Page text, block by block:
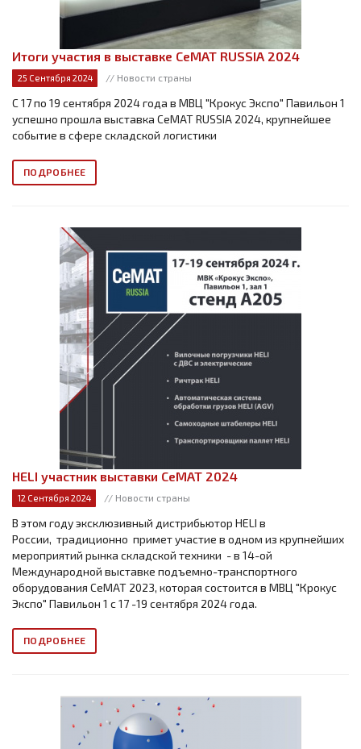
Итоги участия в выставке CeMAT RUSSIA 2024
25 Сентября 2024 // Новости страны
С 17 по 19 сентября 2024 года в МВЦ "Крокус Экспо" Павильон 1
успешно прошла выставка CeMAT RUSSIA 2024, крупнейшее
событие в сфере складской логистики
ПОДРОБНЕЕ
HELI участник выставки СеМАТ 2024
12 Сентября 2024 // Новости страны
В этом году эксклюзивный дистрибьютор HELI в
России, традиционно примет участие в одном из крупнейших
мероприятий рынка складской техники - в 14-ой
Международной выставке подъемно-транспортного
оборудования СеМАТ 2023, которая состоится в МВЦ "Крокус
Экспо" Павильон 1 с 17 -19 сентября 2024 года.
ПОДРОБНЕЕ